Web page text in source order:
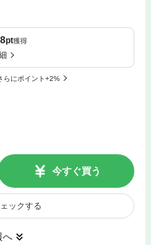
8pt獲得
らにポイント+2%
今すぐ買う
ックする
へ